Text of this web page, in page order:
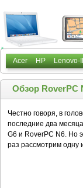
Acer HP Lenovo-
Обзор RoverPC
Честно говоря, в
последние два
G6 и RoverPC N6. Но
раз рассмотрим одну